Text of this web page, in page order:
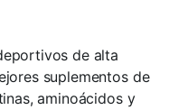
de alta
suplementos de
aminoácidos y